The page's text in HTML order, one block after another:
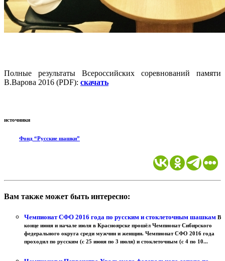
Полные результаты Всероссийских соревнований памяти
В.Варова 2016 (PDF): скачать
источники
Фонд “Русские шашки”
Вам также может быть интересно:
Чемпионат СФО 2016 года по русским и стоклеточным шашкам В
конце июня и начале июля в Красноярске прошёл Чемпионат Сибирского
федерального округа среди мужчин и женщин. Чемпионат СФО 2016 года
проходил по русским (с 25 июня по 3 июля) и стоклеточным (с 4 по 10...